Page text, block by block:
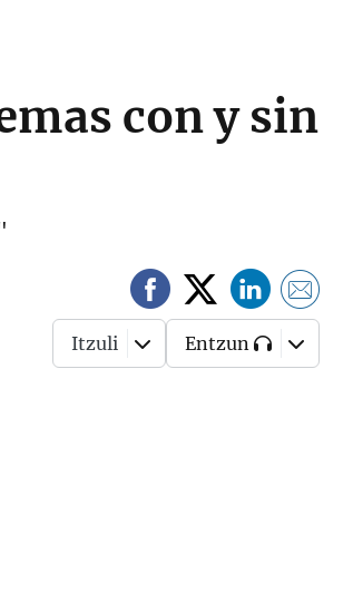
con y sin
Itzuli Entzun